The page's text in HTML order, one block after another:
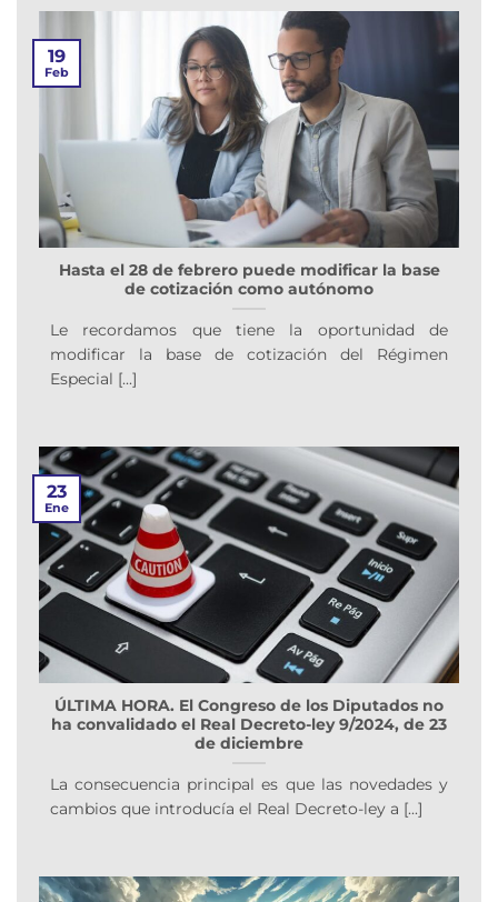
Hasta el 28 de febrero puede modificar la base
de cotización como autónomo
Le recordamos que tiene la oportunidad de
modificar la base de cotización del Régimen
Especial [...]
19
Feb
ÚLTIMA HORA. El Congreso de los Diputados no
ha convalidado el Real Decreto-ley 9/2024, de 23
de diciembre
La consecuencia principal es que las novedades y
cambios que introducía el Real Decreto-ley a [...]
23
Ene